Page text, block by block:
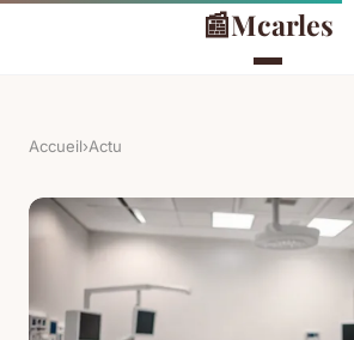
📰Mcarles
Accueil›Actu